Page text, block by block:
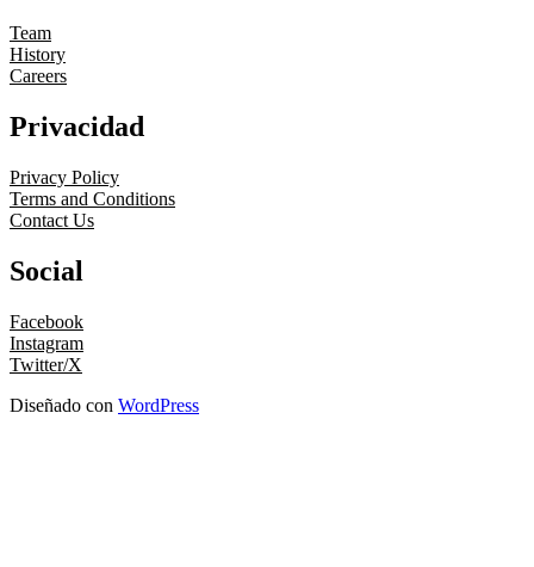
Team
History
Careers
Privacidad
Privacy Policy
Terms and Conditions
Contact Us
Social
Facebook
Instagram
Twitter/X
Diseñado con WordPress